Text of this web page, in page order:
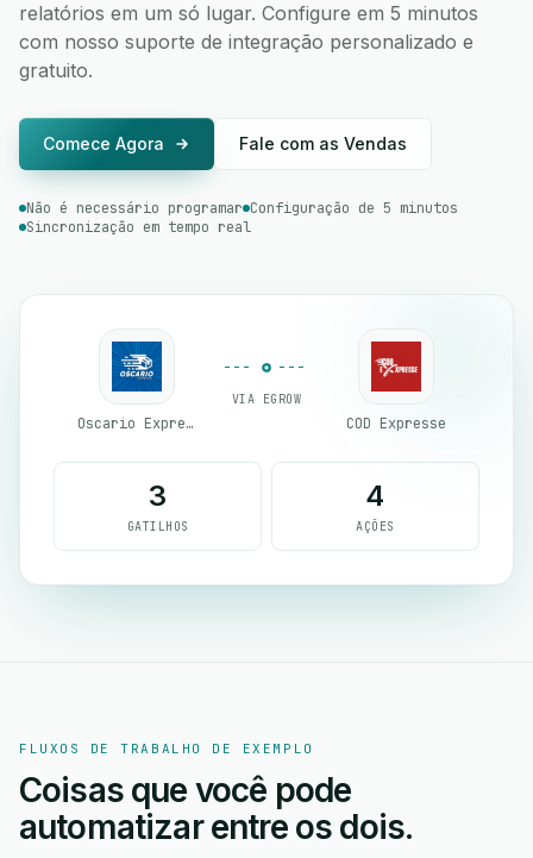
relatórios em um só lugar. Configure em 5 minutos
com nosso suporte de integração personalizado e
gratuito.
Comece Agora Fale com as Vendas
Não é necessário programar Configuração de 5 minutos
Sincronização em tempo real
Oscario Express
VIA EGROW
COD Expresse
3
GATILHOS
4
AÇÕES
FLUXOS DE TRABALHO DE EXEMPLO
Coisas que você pode
automatizar entre os dois.